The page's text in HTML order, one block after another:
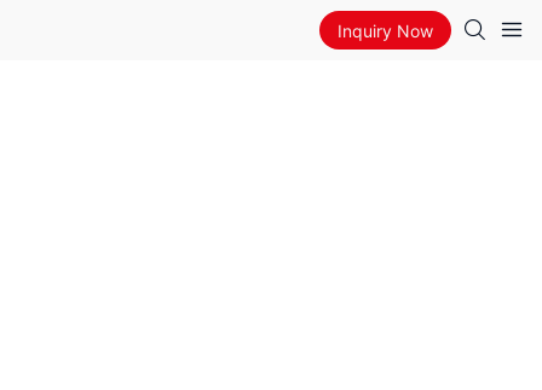
Inquiry Now